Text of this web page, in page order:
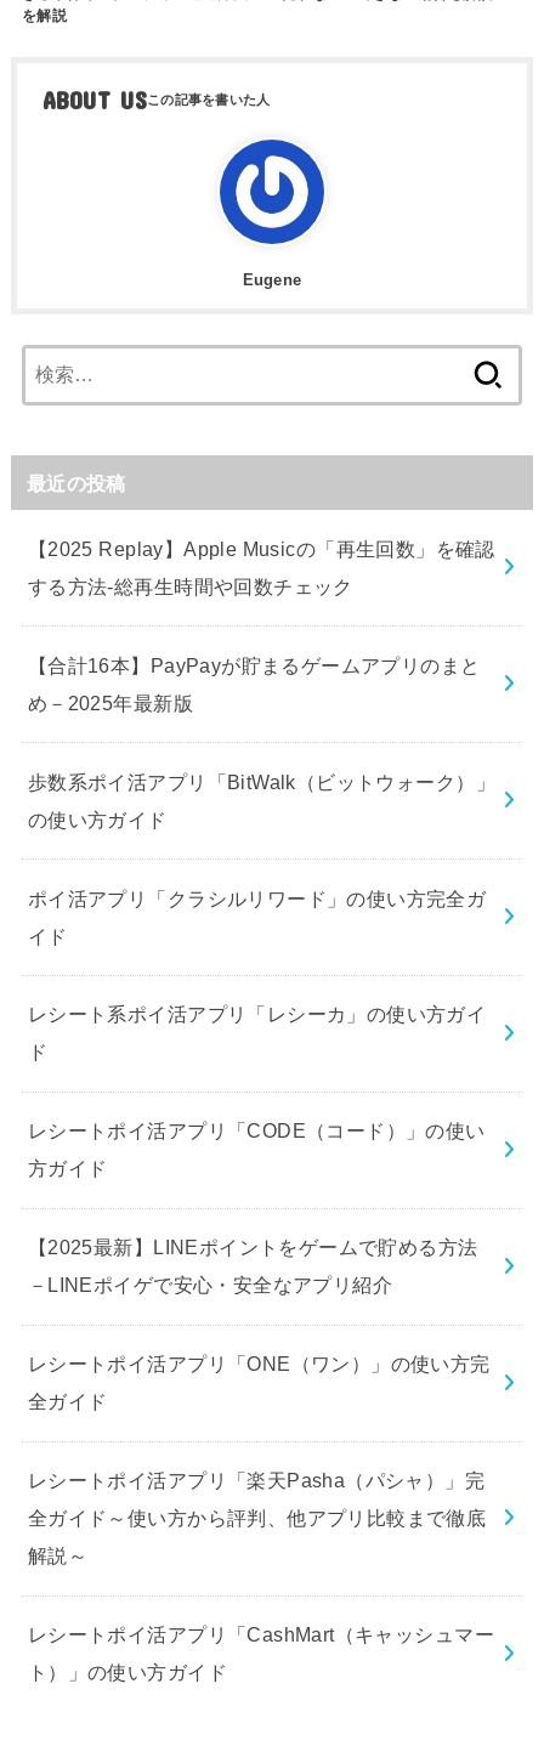
を解説
ABOUT US
Eugene
索:
最近の投稿
【2025 Replay】Apple Musicの「再生回数」を確認
する方法-総再生時間や回数チェック
【合計16本】PayPayが貯まるゲームアプリのまと
め－2025年最新版
歩数系ポイ活アプリ「BitWalk（ビットウォーク）」
の使い方ガイド
ポイ活アプリ「クラシルリワード」の使い方完全ガ
イド
レシート系ポイ活アプリ「レシーカ」の使い方ガイ
ド
レシートポイ活アプリ「CODE（コード）」の使い
方ガイド
【2025最新】LINEポイントをゲームで貯める方法
－LINEポイゲで安心・安全なアプリ紹介
レシートポイ活アプリ「ONE（ワン）」の使い方完
全ガイド
レシートポイ活アプリ「楽天Pasha（パシャ）」完
全ガイド～使い方から評判、他アプリ比較まで徹底
解説～
レシートポイ活アプリ「CashMart（キャッシュマー
ト）」の使い方ガイド